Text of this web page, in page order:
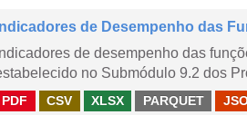
Indicadores de Desempenho das
Indicadores de desempenho das
no Submódulo 9.2 dos
PDF CSV XLSX PARQUET